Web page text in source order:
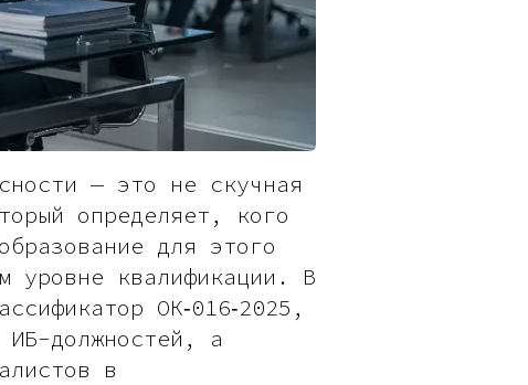
— это не скучная
определяет, кого
для этого
уровне квалификации. В
ОК‑016‑2025,
должностей, а
в